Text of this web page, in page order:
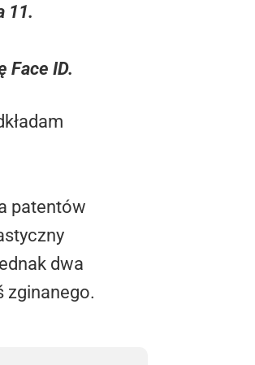
11.
Face ID.
patentów
dwa
zginanego.